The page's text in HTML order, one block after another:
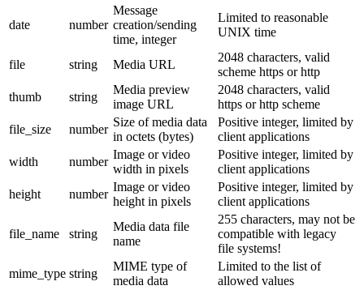
date number
Message
creation/sending
time, integer
Limited to reasonable
UNIX time
file string Media URL
2048 characters, valid
scheme https or http
thumb
string
Media preview
image URL
2048 characters, valid
https or http scheme
file_size
number
Size of media data
in octets (bytes)
Positive integer, limited by
client applications
width
number
Image or video
width in pixels
Positive integer, limited by
client applications
height
number
Image or video
height in pixels
Positive integer, limited by
client applications
file_name string
Media data file
name
255 characters, may not be
compatible with legacy
file systems!
mime_type string
MIME type of
media data
Limited to the list of
allowed values